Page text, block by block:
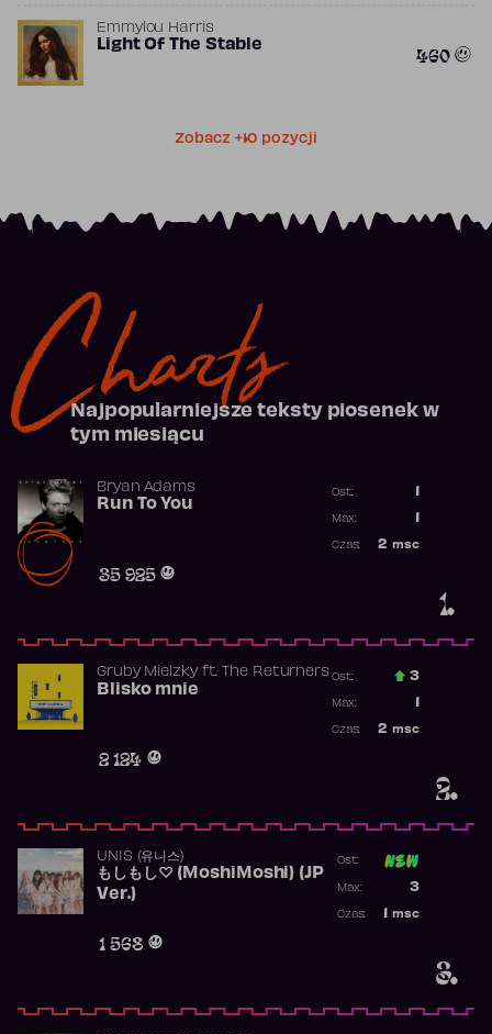
Emmylou Harris
Light Of The Stable 460
Zobacz +10 pozycji
Charts
Najpopularniejsze teksty piosenek w
tym miesiącu
1.
Bryan Adams
Run To You
35 925
Ost.:
Max:
2 msc
Czas:
2.
Gruby Mielzkyft. The Returners
Blisko mnie
2 124
Ost.: 3
Max:
2 msc
Czas:
3.
UNIS (유니스)
もしもし♡ (MoshiMoshi) (JP
Ver.)
1 568
Ost:
3
Max:
msc
Czas: